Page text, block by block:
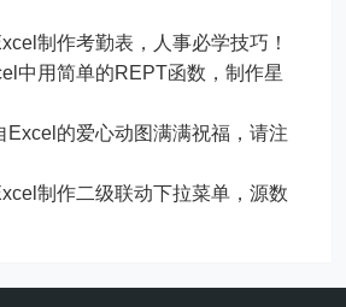
制作考勤表，人事必学技巧！
中用简单的REPT函数，制作星
Excel的爱心动图满满祝福，请注
制作二级联动下拉菜单，源数